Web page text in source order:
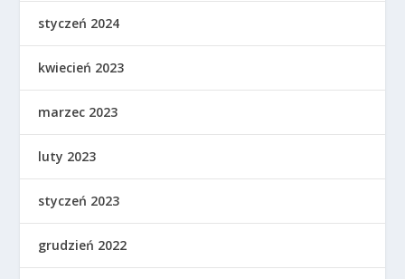
styczeń 2024
kwiecień 2023
marzec 2023
luty 2023
styczeń 2023
grudzień 2022